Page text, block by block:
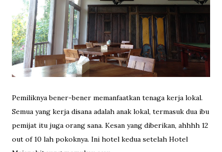
Pemiliknya bener-bener memanfaatkan tenaga kerja lokal.
Semua yang kerja disana adalah anak lokal, termasuk dua ibu
pemijat itu juga orang sana. Kesan yang diberikan, ahhhh 12
out of 10 lah pokoknya. Ini hotel kedua setelah Hotel